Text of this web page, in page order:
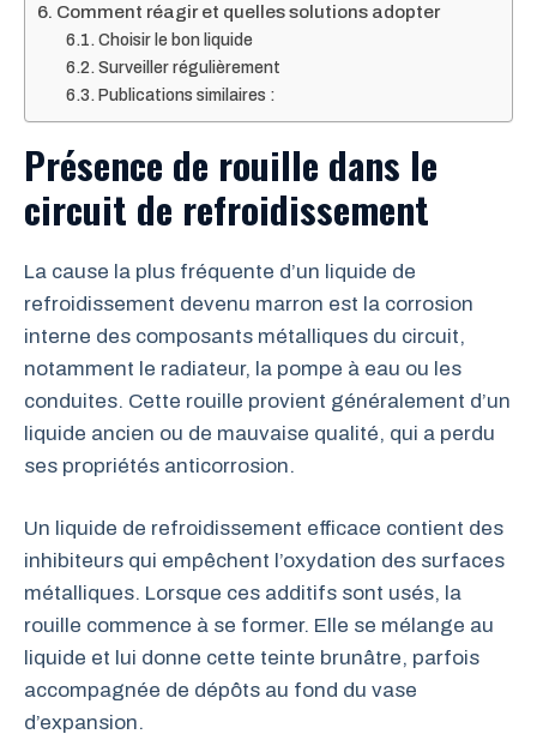
Comment réagir et quelles solutions adopter
Choisir le bon liquide
Surveiller régulièrement
Publications similaires :
Présence de rouille dans le
circuit de refroidissement
La cause la plus fréquente d’un liquide de
refroidissement devenu marron est la corrosion
interne des composants métalliques du circuit,
notamment le radiateur, la pompe à eau ou les
conduites. Cette rouille provient généralement d’un
liquide ancien ou de mauvaise qualité, qui a perdu
ses propriétés anticorrosion.
Un liquide de refroidissement efficace contient des
inhibiteurs qui empêchent l’oxydation des surfaces
métalliques. Lorsque ces additifs sont usés, la
rouille commence à se former. Elle se mélange au
liquide et lui donne cette teinte brunâtre, parfois
accompagnée de dépôts au fond du vase
d’expansion.